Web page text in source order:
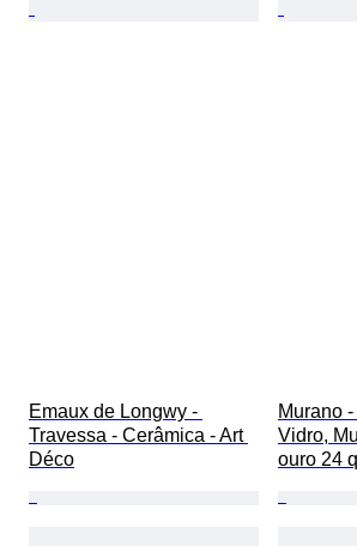
Emaux de Longwy -
Travessa - Cerâmica - Art
Déco
Murano
Vidro,
ouro 24